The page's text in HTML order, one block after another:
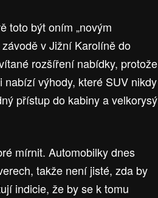
toto být oním „novým
v Jižní Karolíně do
rozšíření nabídky, protože
výhody, které SUV nikdy
přístup do kabiny a velkorysý
mírnit. Automobilky dnes
takže není jisté, zda by
indicie, že by se k tomu